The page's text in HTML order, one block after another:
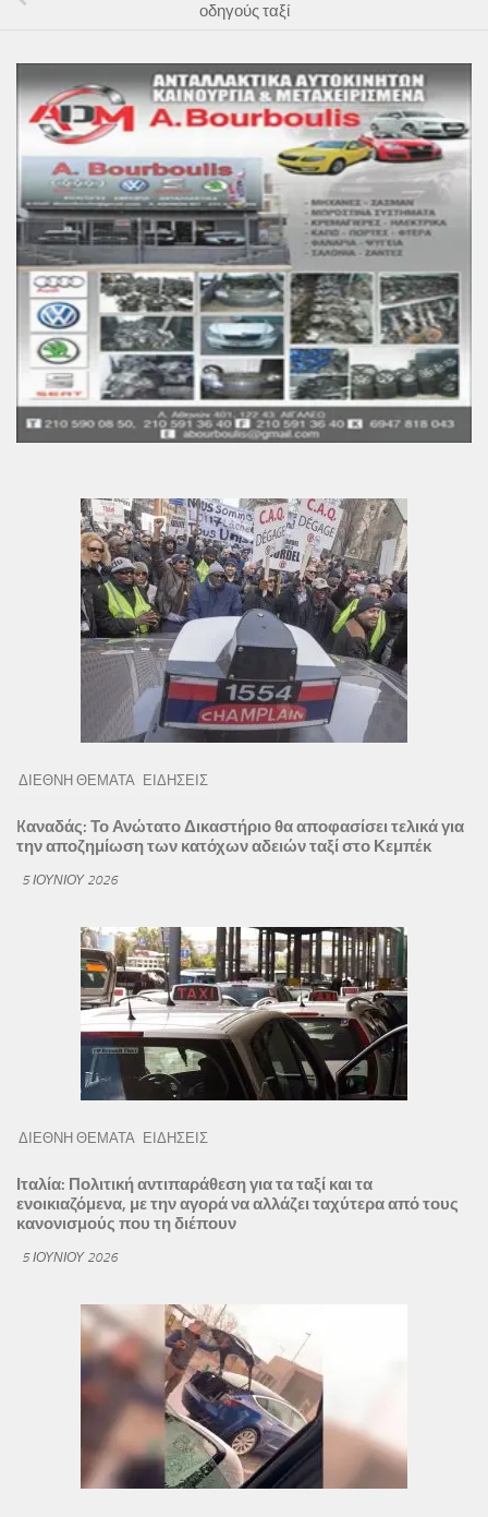
οδηγούς ταξί
ΔΙΕΘΝΗ ΘΕΜΑΤΑ ΕΙΔΗΣΕΙΣ
Kαναδάς: Το Ανώτατο Δικαστήριο θα αποφασίσει τελικά για
την αποζημίωση των κατόχων αδειών ταξί στο Κεμπέκ
5 ΙΟΥΝΊΟΥ 2026
ΔΙΕΘΝΗ ΘΕΜΑΤΑ ΕΙΔΗΣΕΙΣ
Ιταλία: Πολιτική αντιπαράθεση για τα ταξί και τα
ενοικιαζόμενα, με την αγορά να αλλάζει ταχύτερα από τους
κανονισμούς που τη διέπουν
5 ΙΟΥΝΊΟΥ 2026